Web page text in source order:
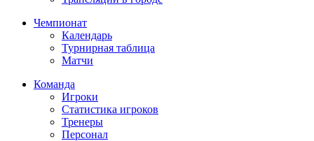
Чемпионат
Календарь
Турнирная таблица
Матчи
Команда
Игроки
Статистика игроков
Тренеры
Персонал